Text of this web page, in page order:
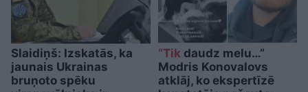
Slaidiņš: Izskatās, ka
jaunais Ukrainas
bruņoto spēku
“Tik daudz melu…”
Modris Konovalovs
atklāj, ko ekspertīzē